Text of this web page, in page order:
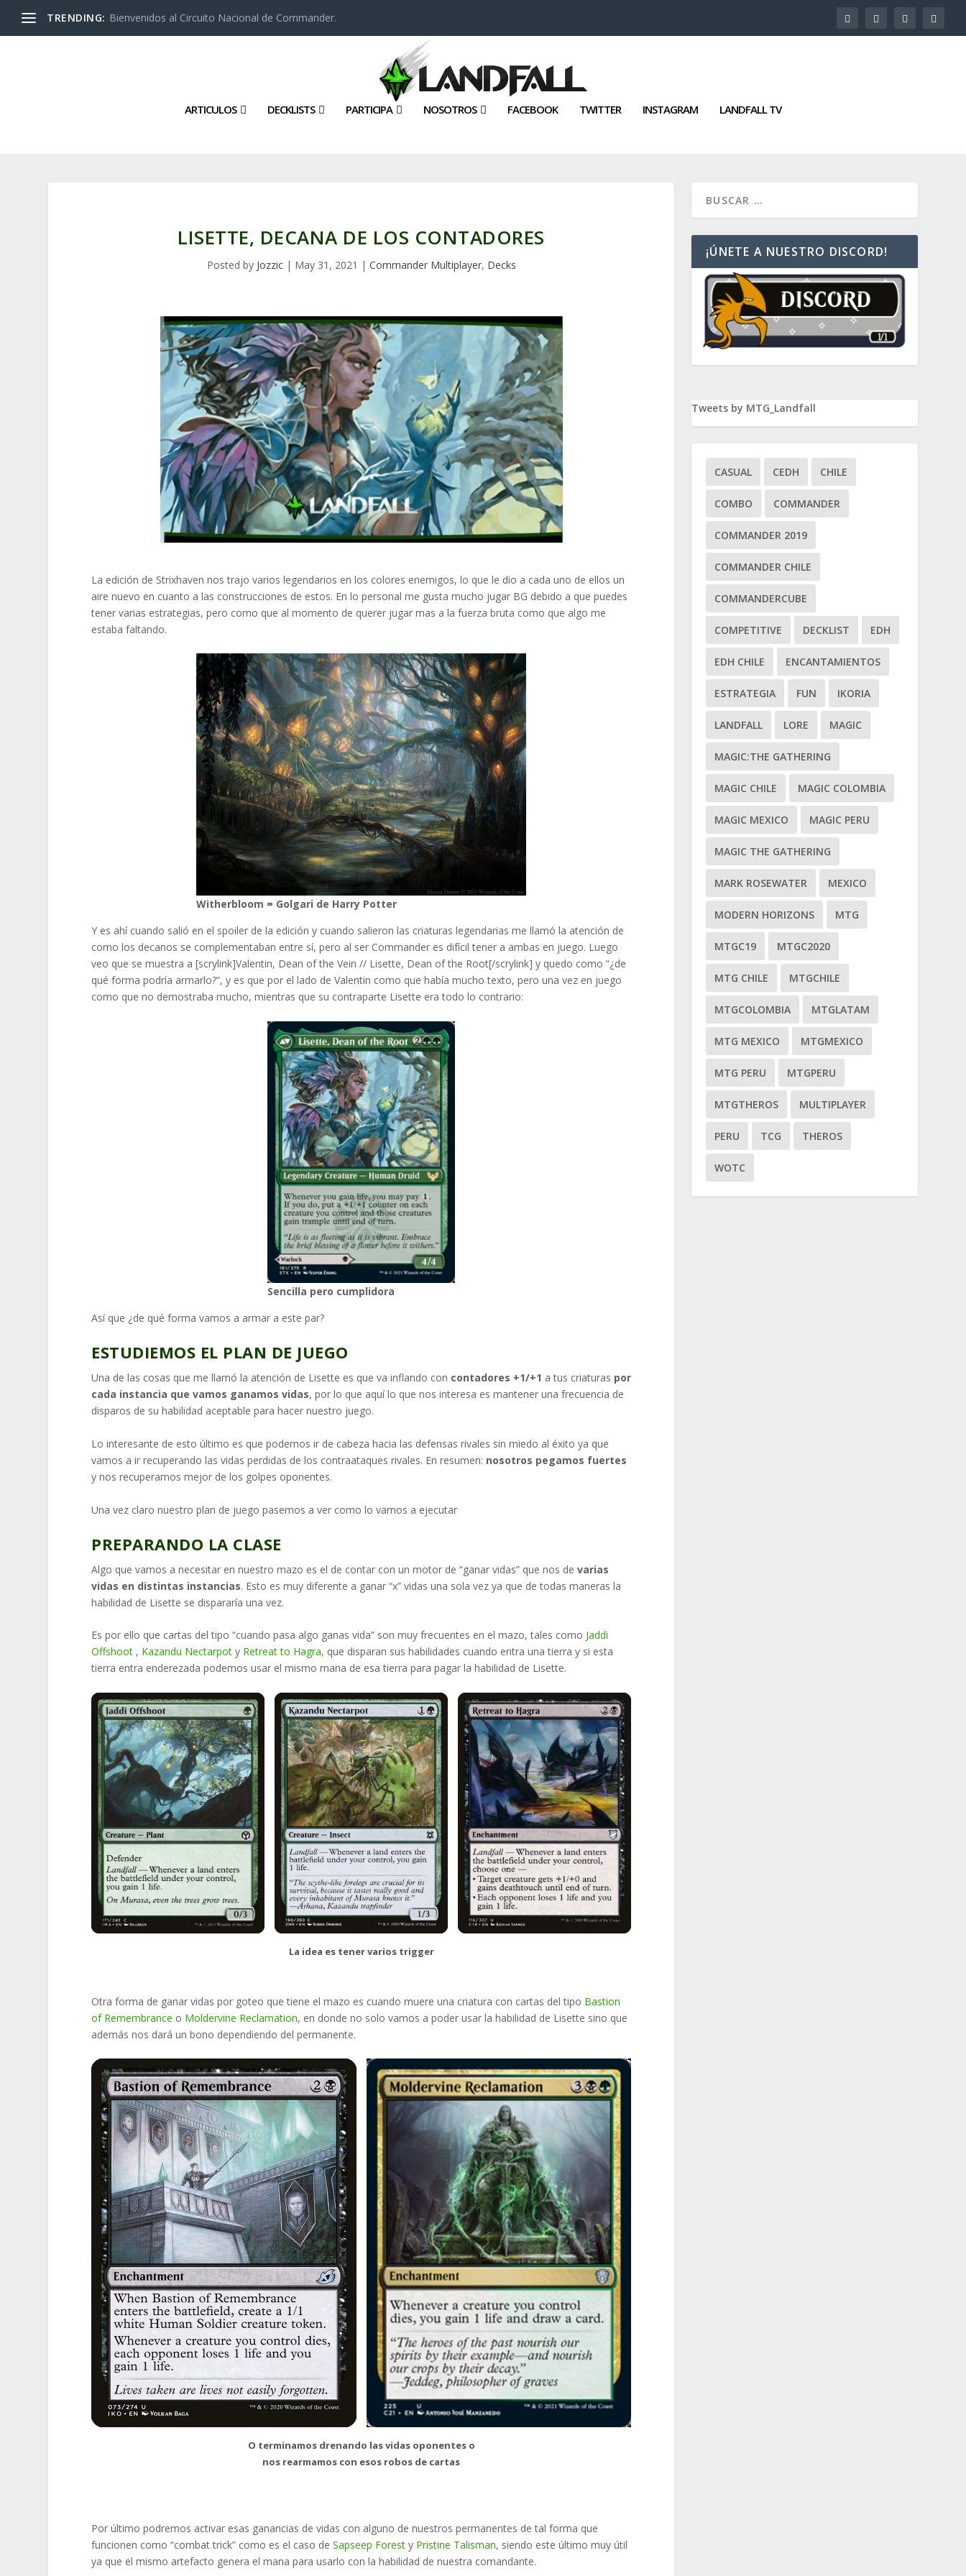
TRENDING: Bienvenidos al Circuito Nacional de Commander.
ARTICULOS DECKLISTS PARTICIPA NOSOTROS FACEBOOK TWITTER INSTAGRAM LANDFALL TV
LISETTE, DECANA DE LOS CONTADORES
Posted by Jozzic| May 31, 2021 | Commander Multiplayer, Decks
La edición de Strixhaven nos trajo varios legendarios en los colores enemigos, lo que le dio a cada uno de ellos un
aire nuevo en cuanto a las construcciones de estos. En lo personal me gusta mucho jugar BG debido a que puedes
tener varias estrategias, pero como que al momento de querer jugar mas a la fuerza bruta como que algo me
estaba faltando.
Witherbloom = Golgari de Harry Potter
Y es ahí cuando salió en el spoiler de la edición y cuando salieron las criaturas legendarias me llamó la atención de
como los decanos se complementaban entre sí, pero al ser Commander es difícil tener a ambas en juego. Luego
veo que se muestra a [scrylink]Valentin, Dean of the Vein // Lisette, Dean of the Root[/scrylink] y quedo como “¿de
qué forma podría armarlo?”, y es que por el lado de Valentin como que había mucho texto, pero una vez en juego
como que no demostraba mucho, mientras que su contraparte Lisette era todo lo contrario:
Sencilla pero cumplidora
Así que ¿de qué forma vamos a armar a este par?
ESTUDIEMOS EL PLAN DE JUEGO
Una de las cosas que me llamó la atención de Lisette es que va inflando con contadores +1/+1 a tus criaturas por
cada instancia que vamos ganamos vidas, por lo que aquí lo que nos interesa es mantener una frecuencia de
disparos de su habilidad aceptable para hacer nuestro juego.
Lo interesante de esto último es que podemos ir de cabeza hacia las defensas rivales sin miedo al éxito ya que
vamos a ir recuperando las vidas perdidas de los contraataques rivales. En resumen: nosotros pegamos fuertes
y nos recuperamos mejor de los golpes oponentes.
Una vez claro nuestro plan de juego pasemos a ver como lo vamos a ejecutar
PREPARANDO LA CLASE
Algo que vamos a necesitar en nuestro mazo es el de contar con un motor de “ganar vidas” que nos devarias
vidas en distintas instancias. Esto es muy diferente a ganar “x” vidas una sola vez ya que de todas maneras la
habilidad de Lisette se dispararía una vez.
Es por ello que cartas del tipo “cuando pasa algo ganas vida” son muy frecuentes en el mazo, tales como Jaddi
Offshoot , Kazandu Nectarpoty Retreat to Hagra, que disparan sus habilidades cuando entra una tierra y si esta
tierra entra enderezada podemos usar el mismo mana de esa tierra para pagar la habilidad de Lisette.
La idea es tener varios trigger
Otra forma de ganar vidas por goteo que tiene el mazo es cuando muere una criatura con cartas del tipo Bastion
of Remembrance o Moldervine Reclamation, en donde no solo vamos a poder usar la habilidad de Lisette sino que
además nos dará un bono dependiendo del permanente.
O terminamos drenando las vidas oponentes o
nos rearmamos con esos robos de cartas
Por último podremos activar esas ganancias de vidas con alguno de nuestros permanentes de tal forma que
funcionen como “combat trick” como es el caso deSapseep Forest y Pristine Talisman, siendo este último muy útil
ya que el mismo artefacto genera el mana para usarlo con la habilidad de nuestra comandante.
¡ÚNETE A NUESTRO DISCORD!
Tweets by MTG_Landfall
CASUAL CEDH CHILE
COMBO COMMANDER
COMMANDER 2019
COMMANDER CHILE
COMMANDERCUBE
COMPETITIVE DECKLIST EDH
EDH CHILE ENCANTAMIENTOS
ESTRATEGIA FUN IKORIA
LANDFALL LORE MAGIC
MAGIC:THE GATHERING
MAGIC CHILE MAGIC COLOMBIA
MAGIC MEXICO MAGIC PERU
MAGIC THE GATHERING
MARK ROSEWATER MEXICO
MODERN HORIZONS MTG
MTGC19 MTGC2020
MTG CHILE MTGCHILE
MTGCOLOMBIA MTGLATAM
MTG MEXICO MTGMEXICO
MTG PERU MTGPERU
MTGTHEROS MULTIPLAYER
PERU TCG THEROS
WOTC